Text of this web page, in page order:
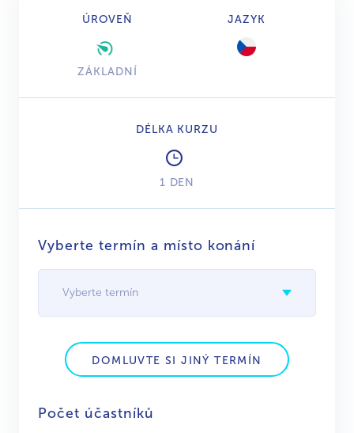
ÚROVEŇ
ZÁKLADNÍ
JAZYK
DÉLKA KURZU
1 DEN
Vyberte termín a místo konání
Vyberte termín
DOMLUVTE SI JINÝ TERMÍN
Počet účastníků